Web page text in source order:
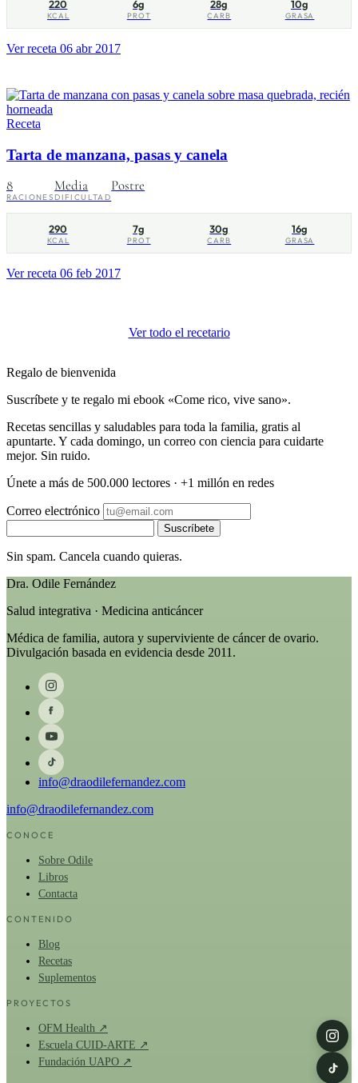
220
KCAL
6g
PROT
28g
CARB
10g
GRASA
Ver receta 06 abr 2017
Receta
Tarta de manzana, pasas y canela
8
RACIONES
Media
DIFICULTAD
Postre
290
KCAL
7g
PROT
30g
CARB
16g
GRASA
Ver receta 06 feb 2017
Ver todo el recetario
Regalo de bienvenida
Suscríbete y te regalo mi ebook «Come rico, vive sano».
Recetas sencillas y saludables para toda la familia, gratis al
apuntarte. Y cada domingo, un correo con ciencia para cuidarte
mejor. Sin ruido.
Únete a más de 500.000 lectores · +1 millón en redes
Correo electrónico
Suscríbete
Sin spam. Cancela cuando quieras.
Dra. Odile Fernández
Salud integrativa · Medicina anticáncer
Médica de familia, autora y superviviente de cáncer de ovario.
Divulgación basada en evidencia desde 2011.
info@draodilefernandez.com
info@draodilefernandez.com
CONOCE
Sobre Odile
Libros
Contacta
CONTENIDO
Blog
Recetas
Suplementos
PROYECTOS
OFM Health ↗
Escuela CUID-ARTE ↗
Fundación UAPO ↗